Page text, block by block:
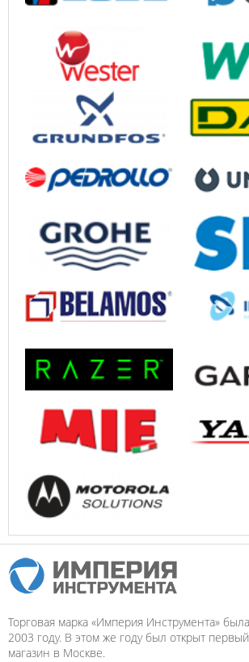
Торговая марка «Империя Инструмента»
2003 году. В этом же году был открыт
магазин в Москве.